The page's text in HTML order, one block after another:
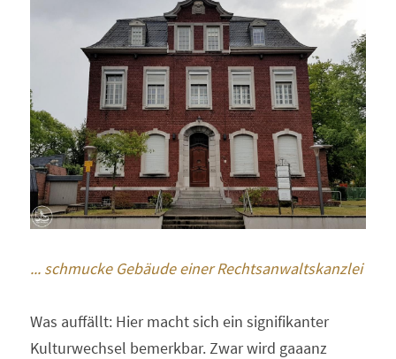
... schmucke Gebäude einer Rechtsanwaltskanzlei
Was auffällt: Hier macht sich ein signifikanter
Kulturwechsel bemerkbar. Zwar wird gaaanz